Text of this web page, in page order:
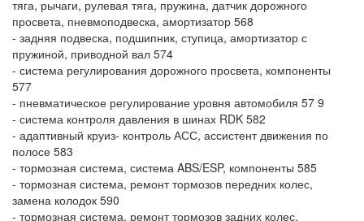
тяга, рычаги, рулевая тяга, пружина, датчик дорожного
просвета, пневмоподвеска, амортизатор 568
- задняя подвеска, подшипник, ступица, амортизатор с
пружиной, приводной вал 574
- система регулирования дорожного просвета, компоненты
577
- пневматическое регулирование уровня автомобиля 57 9
- система контроля давления в шинах RDK 582
- адаптивный круиз- контроль АСС, ассистент движения по
полосе 583
- тормозная система, система ABS/ESP, компоненты 585
- тормозная система, ремонт тормозов передних колес,
замена колодок 590
- тормозная система, ремонт тормозов задних колес,